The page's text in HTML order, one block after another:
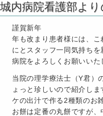
城内病院看護部よ
謹賀新年
年も改まり患者様には、
にとスタッフ一同気持ち
病院をよろしくお願いいた
当院の理学療法士（Y君）
ょっと珍しいので紹介し
ケの出汁で作る2種類のお
お餅は定番の丸餅ですが、